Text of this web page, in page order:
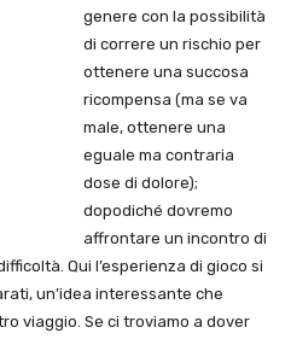
genere con la possibilità
di correre un rischio per
ottenere una succosa
ricompensa (ma se va
male, ottenere una
eguale ma contraria
dose di dolore);
dopodiché dovremo
affrontare un incontro di
Qui l’esperienza di gioco si
un’idea interessante che
viaggio. Se ci troviamo a dover